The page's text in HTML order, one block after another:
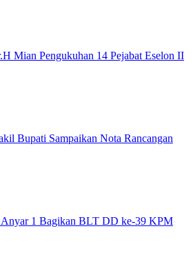
Mian Pengukuhan 14 Pejabat Eselon II
Bupati Sampaikan Nota Rancangan
Anyar 1 Bagikan BLT DD ke-39 KPM